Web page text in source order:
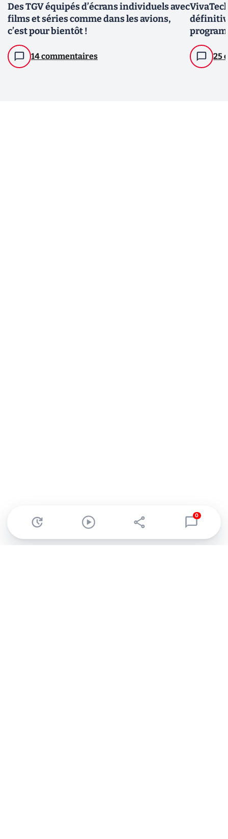
Des TGV équipés d’écrans individuels avec
films et séries comme dans les avions,
c’est pour bientôt !
14 commentaires 25
0